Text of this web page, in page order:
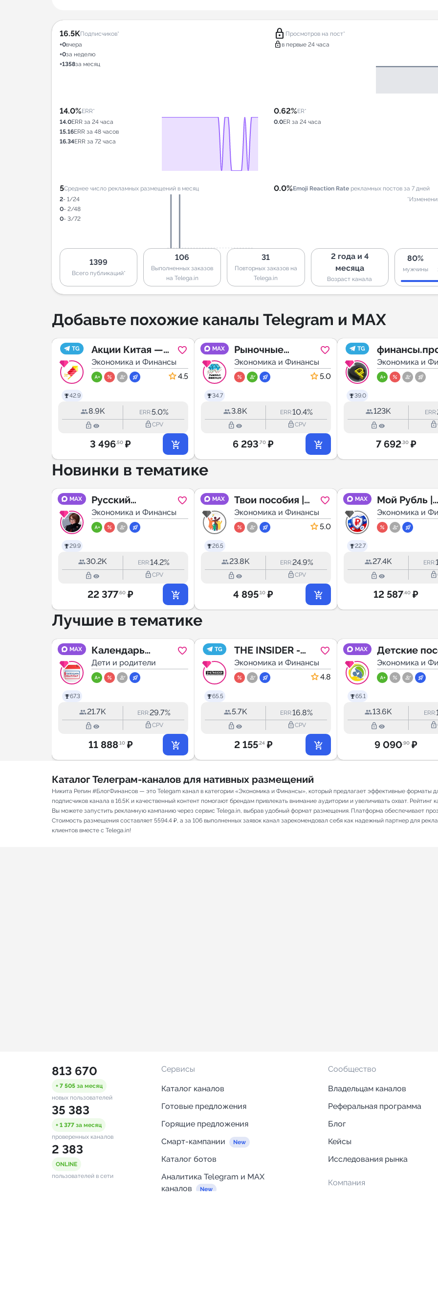
16.5KПодписчиков*
+0вчера
+0за неделю
+1358за месяц
lock Просмотров на пост*
lock в первые 24 часа
14.0%ERR*
14.0ERR за 24 часа
15.16ERR за 48 часов
16.34ERR за 72 часа
0.62%ER*
0.0ER за 24 часа
5Среднее число рекламных размещений в месяц
2- 1/24
0- 2/48
0- 3/72
0.0%Emoji Reaction Rate рекламных постов за 7 дней
1399
Всего публикаций*
106
Выполненных заказов
на Telega.in
31
Повторных заказов на
Telega.in
2 года и 4
месяца
Возраст канала
80%
мужчины
Добавьте похожие каналы Telegram и MAX
TG
42.9
Акции Китая —
China Stocks
Экономика и Финансы
4.5
8.9K ERR:5.0%
lock_outline lock_outlineCPV
3 496.50 ₽
MAX
34.7
Рыночные
Инвестиции |
Трейдинг
Экономика и Финансы
5.0
3.8K ERR:10.4%
lock_outline lock_outlineCPV
6 293.70 ₽
TG
39.0
Экономика и
123K ERR:
lock_outline lock_outline
7 692.30 ₽
Новинки в тематике
MAX
29.9
Русский
Экономический
Экономика и Финансы
30.2K ERR:14.2%
lock_outline lock_outlineCPV
22 377.60 ₽
MAX
26.5
Твои пособия |
льготы
Экономика и Финансы
5.0
23.8K ERR:24.9%
lock_outline lock_outlineCPV
4 895.10 ₽
MAX
22.7
Мой Рубль |
Льготы и
Пособия
Экономика и
27.4K ERR:
lock_outline lock_outline
12 587.40 ₽
Лучшие в тематике
MAX
67.3
Календарь
выплат
Дети и родители
21.7K ERR:29.7%
lock_outline lock_outlineCPV
11 888.10 ₽
TG
65.5
THE INSIDER -
инвестиции,
экономика,
Экономика и Финансы
4.8
5.7K ERR:16.8%
lock_outline lock_outlineCPV
2 155.24 ₽
MAX
65.1
Детские
I ЛьготОтвет
Экономика и
13.6K ERR:
lock_outline lock_outline
9 090.90 ₽
Каталог Телеграм-каналов для нативных размещений
Никита Репин #БлогФинансов — это Telegam канал в категории «Экономика и Финансы», который предлагает эффективные форматы
подписчиков канала в 16.5K и качественный контент помогают брендам привлекать внимание аудитории и увеличивать охват. Рейтинг
Вы можете запустить рекламную кампанию через сервис Telega.in, выбрав удобный формат размещения. Платформа обеспечивает
Стоимость размещения составляет 5594.4 ₽, а за 106 выполненных заявок канал зарекомендовал себя как надежный партнер для
клиентов вместе с Telega.in!
813 670
+ 7 505 за месяц
новых пользователей
35 383
+ 1 377 за месяц
проверенных каналов
2 383
ONLINE
пользователей в сети
Сервисы
Каталог каналов
Готовые предложения
Горящие предложения
Смарт-кампании
Каталог ботов
Аналитика Telegram и MAX
каналов
Сообщество
Владельцам каналов
Реферальная программа
Блог
Кейсы
Исследования рынка
Компания